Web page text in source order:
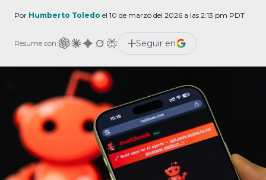
Por Humberto Toledo el 10 de marzo del 2026 a las 2:13 pm PDT
Resume con: Seguir en